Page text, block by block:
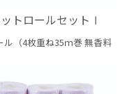
トロールセットⅠ
（4枚重ね35ｍ巻 無香料